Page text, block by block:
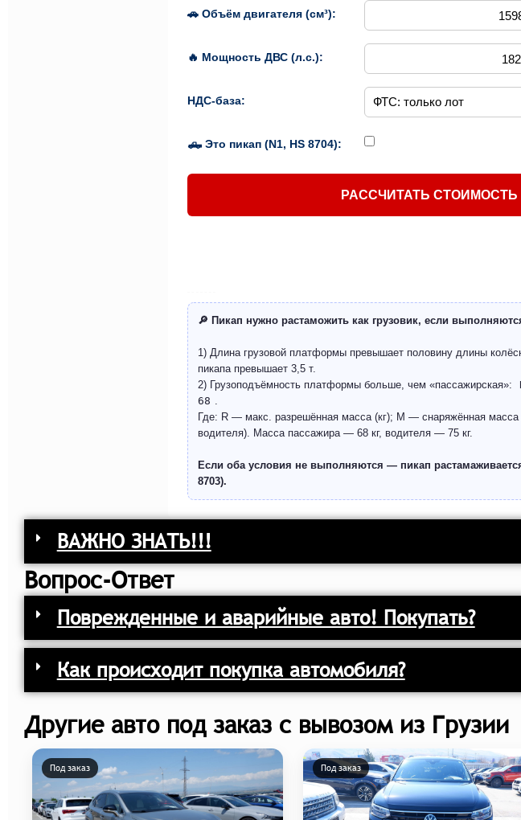
🚗 Объём двигателя (см³):
🔥 Мощность ДВС (л.с.):
НДС-база:
🛻 Это пикап (N1, HS 8704):
РАССЧИТАТЬ СТОИМОСТЬ
🔎 Пикап нужно растаможить как грузовик, если
1) Длина грузовой платформы превышает половину длины
пикапа превышает 3,5 т.
2) Грузоподъёмность платформы больше, чем «пассажирская»:
68 .
Где: R — макс. разрешённая масса (кг); M — снаряжённая
водителя). Масса пассажира — 68 кг, водителя — 75 кг.
Если оба условия не выполняются — пикап
8703).
ВАЖНО ЗНАТЬ!!!
Вопрос-Ответ
Поврежденные и аварийные авто! Покупать?
Как происходит покупка автомобиля?
Другие авто под заказ с вывозом из Грузии
Под заказ Под заказ